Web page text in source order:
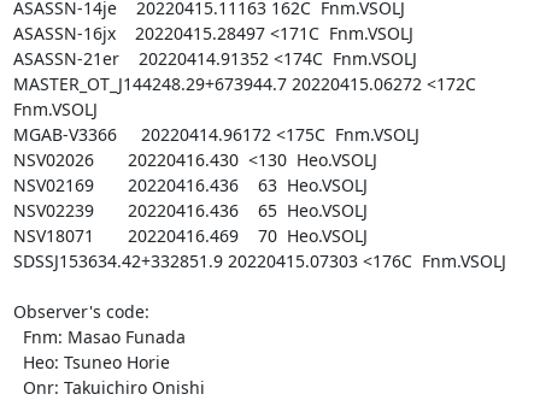
ASASSN-14je    20220415.11163 162C  Fnm.VSOLJ
ASASSN-16jx    20220415.28497 <171C  Fnm.VSOLJ
ASASSN-21er    20220414.91352 <174C  Fnm.VSOLJ
MASTER_OT_J144248.29+673944.7 20220415.06272 <172C
Fnm.VSOLJ
MGAB-V3366     20220414.96172 <175C  Fnm.VSOLJ
NSV02026       20220416.430  <130  Heo.VSOLJ
NSV02169       20220416.436    63  Heo.VSOLJ
NSV02239       20220416.436    65  Heo.VSOLJ
NSV18071       20220416.469    70  Heo.VSOLJ
SDSSJ153634.42+332851.9 20220415.07303 <176C  Fnm.VSOLJ
Observer's code:
  Onr: Takuichiro Onishi